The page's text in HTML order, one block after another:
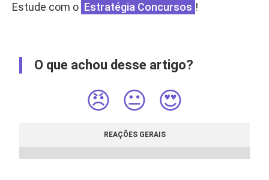
Estude com o Estratégia Concursos !
O que achou desse artigo?
😠 😐 😍
REAÇÕES GERAIS